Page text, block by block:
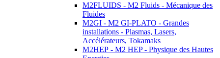
M2FLUIDS - M2 Fluids - Mécanique des
Fluides
M2GI - M2 GI-PLATO - Grandes
installations - Plasmas, Lasers,
Accélérateurs, Tokamaks
M2HEP - M2 HEP - Physique des Hautes